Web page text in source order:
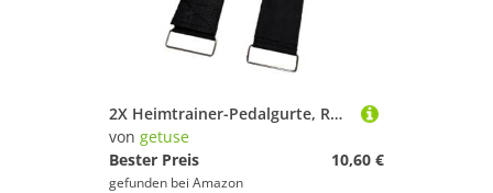
2X Heimtrainer-Pedalgurte, Rudergerät-Pedalgurte, langlebig, verstellbares Beintraining, 48 cm Länge, für Crosstrainer und Fitnessgeräte- 2*Schwarz/60cm
von getuse
Bester Preis
10,60 €
gefunden bei Amazon